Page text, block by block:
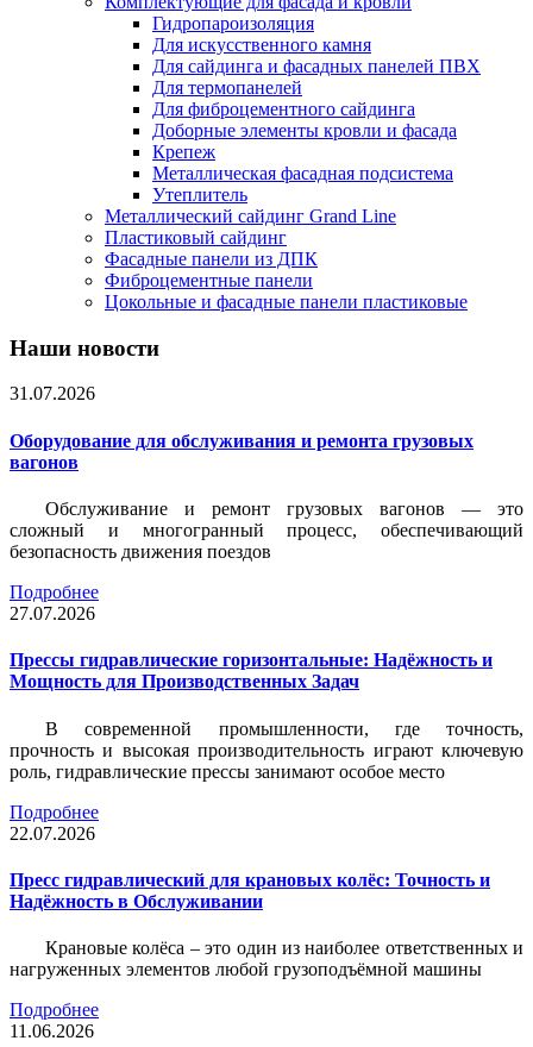
Гидропароизоляция
Для искусственного камня
Для сайдинга и фасадных панелей ПВХ
Для термопанелей
Для фиброцементного сайдинга
Доборные элементы кровли и фасада
Крепеж
Металлическая фасадная подсистема
Утеплитель
Металлический сайдинг Grand Line
Пластиковый сайдинг
Фасадные панели из ДПК
Фиброцементные панели
Цокольные и фасадные панели пластиковые
Наши новости
31.07.2026
Оборудование для обслуживания и ремонта грузовых
вагонов
Обслуживание и ремонт грузовых вагонов — это
сложный и многогранный процесс, обеспечивающий
безопасность движения поездов
Подробнее
27.07.2026
Прессы гидравлические горизонтальные: Надёжность и
Мощность для Производственных Задач
В современной промышленности, где точность,
прочность и высокая производительность играют ключевую
роль, гидравлические прессы занимают особое место
Подробнее
22.07.2026
Пресс гидравлический для крановых колёс: Точность и
Надёжность в Обслуживании
Крановые колёса – это один из наиболее ответственных и
нагруженных элементов любой грузоподъёмной машины
Подробнее
11.06.2026